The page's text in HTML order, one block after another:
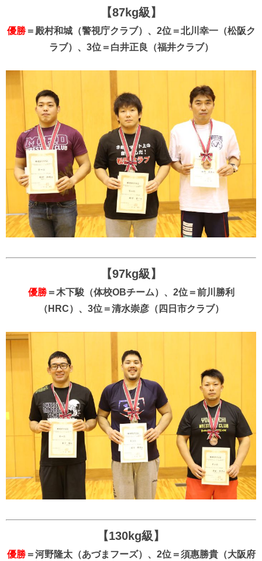
【87kg級】
優勝＝殿村和城（警視庁クラブ）、2位＝北川幸一（松阪ク
ラブ）、3位＝白井正良（福井クラブ）
【97kg級】
優勝＝木下駿（体校OBチーム）、2位＝前川勝利
（HRC）、3位＝清水崇彦（四日市クラブ）
【130kg級】
優勝＝河野隆太（あづまフーズ）、2位＝須惠勝貴（大阪府